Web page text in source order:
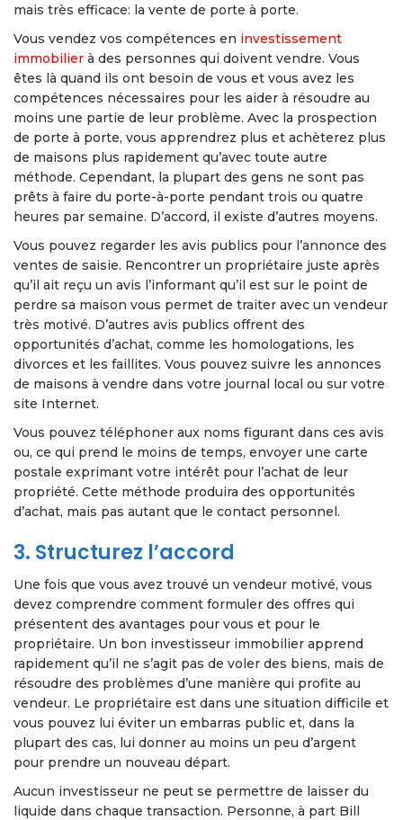
mais très efficace: la vente de porte à porte.
Vous vendez vos compétences en investissement
immobilier à des personnes qui doivent vendre. Vous
êtes là quand ils ont besoin de vous et vous avez les
compétences nécessaires pour les aider à résoudre au
moins une partie de leur problème. Avec la prospection
de porte à porte, vous apprendrez plus et achèterez plus
de maisons plus rapidement qu’avec toute autre
méthode. Cependant, la plupart des gens ne sont pas
prêts à faire du porte-à-porte pendant trois ou quatre
heures par semaine. D’accord, il existe d’autres moyens.
Vous pouvez regarder les avis publics pour l’annonce des
ventes de saisie. Rencontrer un propriétaire juste après
qu’il ait reçu un avis l’informant qu’il est sur le point de
perdre sa maison vous permet de traiter avec un vendeur
très motivé. D’autres avis publics offrent des
opportunités d’achat, comme les homologations, les
divorces et les faillites. Vous pouvez suivre les annonces
de maisons à vendre dans votre journal local ou sur votre
site Internet.
Vous pouvez téléphoner aux noms figurant dans ces avis
ou, ce qui prend le moins de temps, envoyer une carte
postale exprimant votre intérêt pour l’achat de leur
propriété. Cette méthode produira des opportunités
d’achat, mais pas autant que le contact personnel.
3. Structurez l’accord
Une fois que vous avez trouvé un vendeur motivé, vous
devez comprendre comment formuler des offres qui
présentent des avantages pour vous et pour le
propriétaire. Un bon investisseur immobilier apprend
rapidement qu’il ne s’agit pas de voler des biens, mais de
résoudre des problèmes d’une manière qui profite au
vendeur. Le propriétaire est dans une situation difficile et
vous pouvez lui éviter un embarras public et, dans la
plupart des cas, lui donner au moins un peu d’argent
pour prendre un nouveau départ.
Aucun investisseur ne peut se permettre de laisser du
liquide dans chaque transaction. Personne, à part Bill